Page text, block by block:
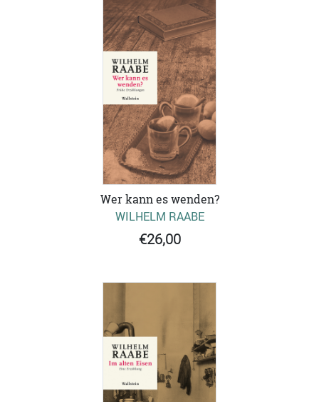
Wer kann es wenden?
WILHELM RAABE
€26,00